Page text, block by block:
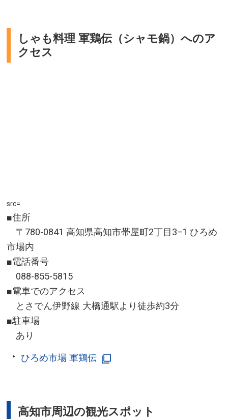
しゃも料理 軍鶏伝（シャモ鍋）へのア
クセス
src=
■住所
〒780-0841 高知県高知市帯屋町2丁目3−1 ひろめ
市場内
■電話番号
088-855-5815
■電車でのアクセス
とさでん伊野線 大橋通駅より徒歩約3分
■駐車場
あり
ひろめ市場 軍鶏伝
高知市周辺の観光スポット